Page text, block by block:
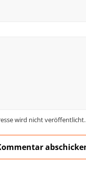
wird nicht veröffentlicht.